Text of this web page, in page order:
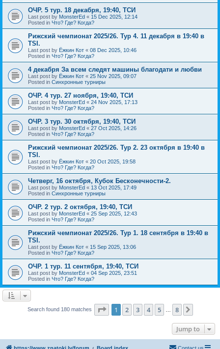
ОЧР. 5 тур. 18 декабря, 19:40, ТСИ
Last post by MonsterEd « 15 Dec 2025, 12:14
Posted in Что? Где? Когда?
Рижский чемпионат 2025/26. Тур 4. 11 декабря в 19:40 в
TSI.
Last post by Ёжкин Кот « 08 Dec 2025, 10:46
Posted in Что? Где? Когда?
4 декабря За всем следят машины благодати и любви
Last post by Ёжкин Кот « 25 Nov 2025, 09:07
Posted in Синхронные турниры
ОЧР. 4 тур. 27 ноября, 19:40, ТСИ
Last post by MonsterEd « 24 Nov 2025, 17:13
Posted in Что? Где? Когда?
ОЧР. 3 тур. 30 октября, 19:40, ТСИ
Last post by MonsterEd « 27 Oct 2025, 14:26
Posted in Что? Где? Когда?
Рижский чемпионат 2025/26. Тур 2. 23 октября в 19:40 в
TSI.
Last post by Ёжкин Кот « 20 Oct 2025, 19:58
Posted in Что? Где? Когда?
Четверг, 16 октября, Кубок Бесконечности-2.
Last post by MonsterEd « 13 Oct 2025, 17:49
Posted in Синхронные турниры
ОЧР. 2 тур. 2 октября, 19:40, ТСИ
Last post by MonsterEd « 25 Sep 2025, 12:43
Posted in Что? Где? Когда?
Рижский чемпионат 2025/26. Тур 1. 18 сентября в 19:40 в
TSI.
Last post by Ёжкин Кот « 15 Sep 2025, 13:06
Posted in Что? Где? Когда?
ОЧР. 1 тур. 11 сентября, 19:40, ТСИ
Last post by MonsterEd « 04 Sep 2025, 23:51
Posted in Что? Где? Когда?
Search found 180 matches Page 1of 8
1 2 3 4 5 8
Jump to
https://www.znatoki.lv/forum Board index Contact us